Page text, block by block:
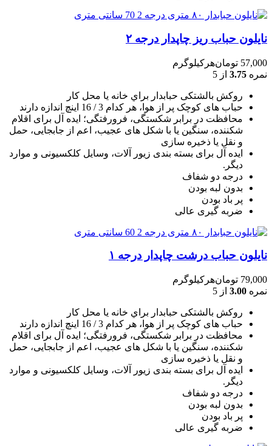
نایلون حباب ریز چاپدار درجه ۲
57,000 تومانهرکیلوگرم
نمره 3.75 از 5
روکش بالشتکی حبابدار براي خانه يا محل کار
حباب های کوچک پر از هوا، هر کدام 3 / 16 اينچ اندازه دارند
محافظت در برابر شکستگی، فرورفتگی؛ ايده آل برای اقلام
شکننده، سنگين يا با شکل های عجيب، اعم از جابجايی، حمل
و نقل يا ذخيره سازی
ایده آل برای بسته بندی زیور آلات، وسایل کلکسیونی و موارد
دیگر.
درجه دو شفاف
بدون لبه بودن
پر باد بودن
ضربه گیری عالی
نایلون حباب درشت چاپدار درجه ۱
79,000 تومانهرکیلوگرم
نمره 3.00 از 5
روکش بالشتکی حبابدار براي خانه يا محل کار
حباب های کوچک پر از هوا، هر کدام 3 / 16 اينچ اندازه دارند
محافظت در برابر شکستگی، فرورفتگی؛ ايده آل برای اقلام
شکننده، سنگين يا با شکل های عجيب، اعم از جابجايی، حمل
و نقل يا ذخيره سازی
ایده آل برای بسته بندی زیور آلات، وسایل کلکسیونی و موارد
دیگر.
درجه دو شفاف
بدون لبه بودن
پر باد بودن
ضربه گیری عالی